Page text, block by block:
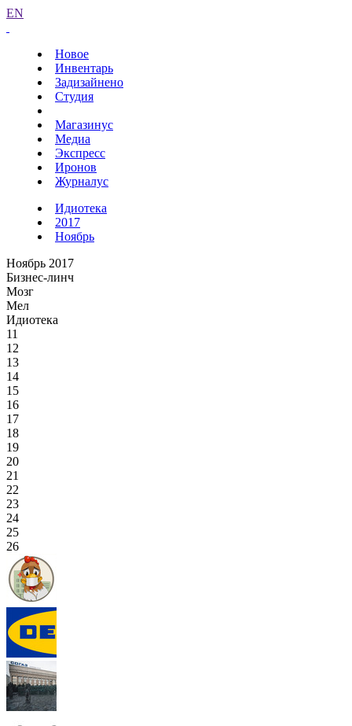
EN
Новое
Инвентарь
Задизайнено
Студия
Магазинус
Медиа
Экспресс
Иронов
Журналус
Идиотека
2017
Ноябрь
Ноябрь 2017
Бизнес-линч
Мозг
Мел
Идиотека
11
12
13
14
15
16
17
18
19
20
21
22
23
24
25
26